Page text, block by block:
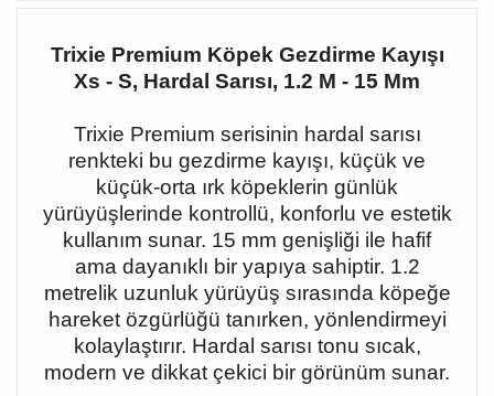
Trixie Premium Köpek Gezdirme Kayışı
Xs - S, Hardal Sarısı, 1.2 M - 15 Mm
Trixie Premium serisinin hardal sarısı
renkteki bu gezdirme kayışı, küçük ve
küçük-orta ırk köpeklerin günlük
yürüyüşlerinde kontrollü, konforlu ve estetik
kullanım sunar. 15 mm genişliği ile hafif
ama dayanıklı bir yapıya sahiptir. 1.2
metrelik uzunluk yürüyüş sırasında köpeğe
hareket özgürlüğü tanırken, yönlendirmeyi
kolaylaştırır. Hardal sarısı tonu sıcak,
modern ve dikkat çekici bir görünüm sunar.